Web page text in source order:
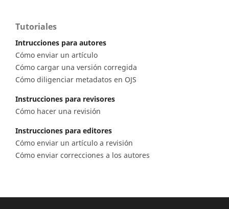
Tutoriales
Intrucciones para autores
Cómo enviar un artículo
Cómo cargar una versión corregida
Cómo diligenciar metadatos en OJS
Instrucciones para revisores
Cómo hacer una revisión
Instrucciones para editores
Cómo enviar un artículo a revisión
Cómo enviar correcciones a los autores